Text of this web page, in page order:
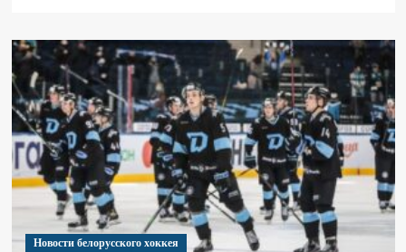
Новости белорусского хоккея